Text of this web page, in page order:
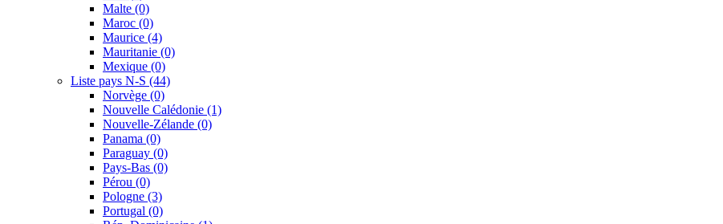
Malte (0)
Maroc (0)
Maurice (4)
Mauritanie (0)
Mexique (0)
Liste pays N-S (44)
Norvège (0)
Nouvelle Calédonie (1)
Nouvelle-Zélande (0)
Panama (0)
Paraguay (0)
Pays-Bas (0)
Pérou (0)
Pologne (3)
Portugal (0)